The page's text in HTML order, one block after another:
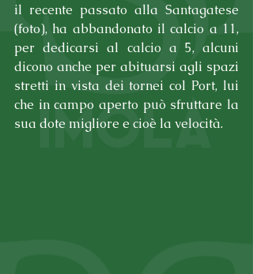
il recente passato alla Santagatese
(foto), ha abbandonato il calcio a 11,
per dedicarsi al calcio a 5, alcuni
dicono anche per abituarsi agli spazi
stretti in vista dei tornei col Port, lui
che in campo aperto può sfruttare la
sua dote migliore e cioè la velocità.